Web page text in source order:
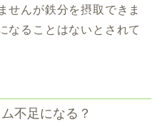
せんが鉄分を摂取できま
なることはないとされて
不足になる？